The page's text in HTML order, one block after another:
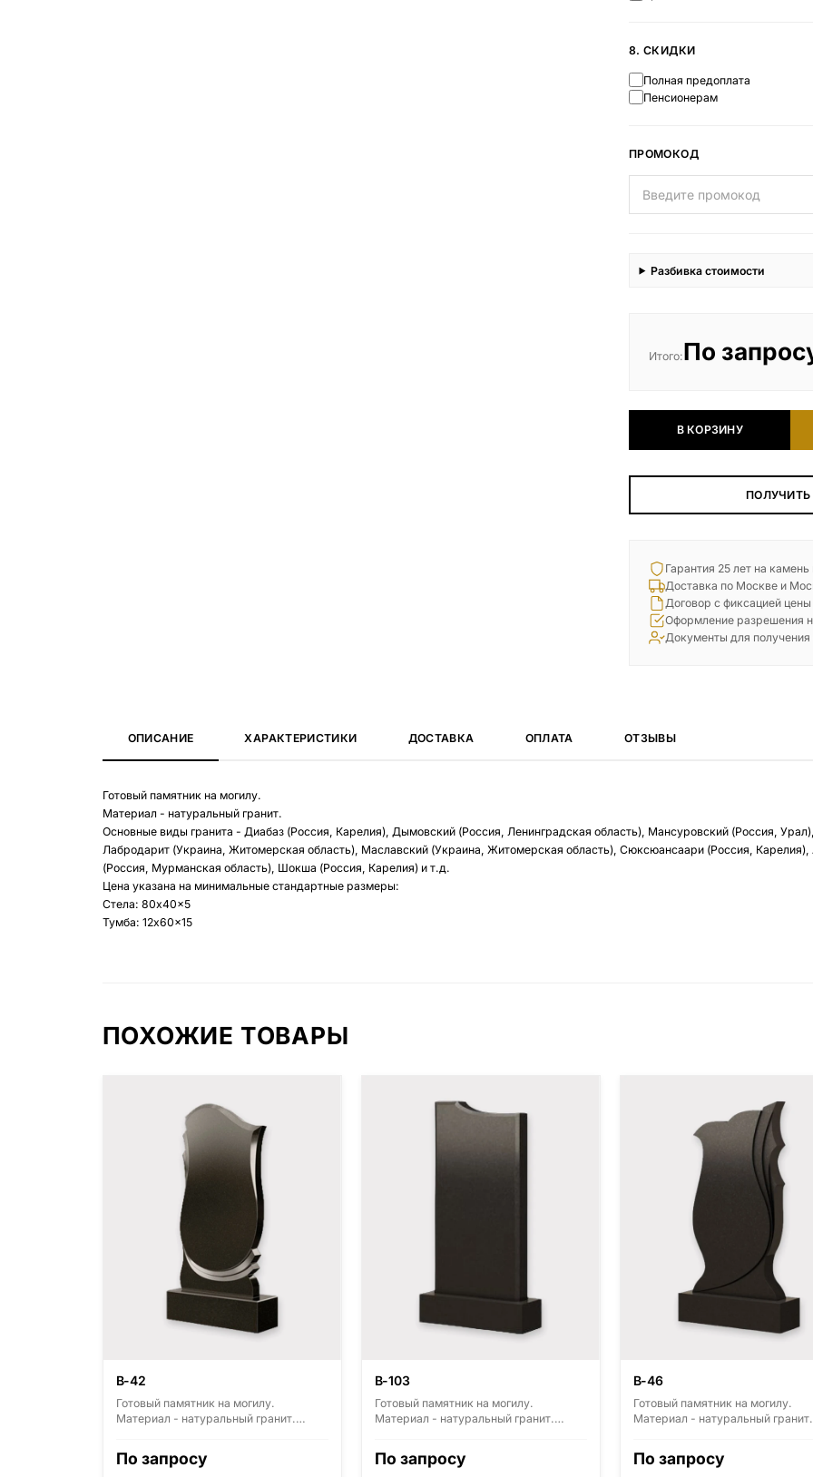
8. СКИДКИ
Полная предоплата
Пенсионерам
ПРОМОКОД
Разбивка стоимости
Итого:По
В КОРЗИНУ
Гарантия 25 лет на камень
Доставка по Москве и
Договор с фиксацией цены
Оформление разрешения
Документы для
ОПИСАНИЕ ХАРАКТЕРИСТИКИ ДОСТАВКА ОПЛАТА ОТЗЫВЫ
Готовый памятник на могилу.
Материал - натуральный гранит.
Основные виды гранита - Диабаз (Россия, Карелия), Дымовский (Россия, Ленинградская область), Мансуровский (Россия,
Лабродарит (Украина, Житомерская область), Маславский (Украина, Житомерская область), Сюксюансаари (Россия,
(Россия, Мурманская область), Шокша (Россия, Карелия) и т.д.
Цена указана на минимальные стандартные размеры:
Стела: 80x40x5
Тумба: 12x60x15
ПОХОЖИЕ ТОВАРЫ
В-42
Готовый памятник на могилу.
Материал - натуральный гранит.
(Россия, Карелия), Дымовский
(Россия, Ленинградская область),
По запросу
В-103
Готовый памятник на могилу.
Материал - натуральный гранит.
(Россия, Карелия), Дымовский
(Россия, Ленинградская область),
По запросу
В-46
Готовый памятник на могилу.
Материал - натуральный гранит.
(Россия, Карелия), Дымовский
(Россия, Ленинградская область),
По запросу